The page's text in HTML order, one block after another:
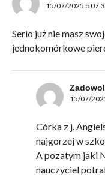
15/07/2025 o
Serio już nie masz
jednokomórkowe
15/07/
Córka z j.
najgorzej w
A pozatym jaki
nauczyciel